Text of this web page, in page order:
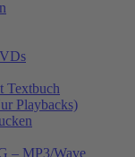
Textbuch
Playbacks)
– MP3/Wave